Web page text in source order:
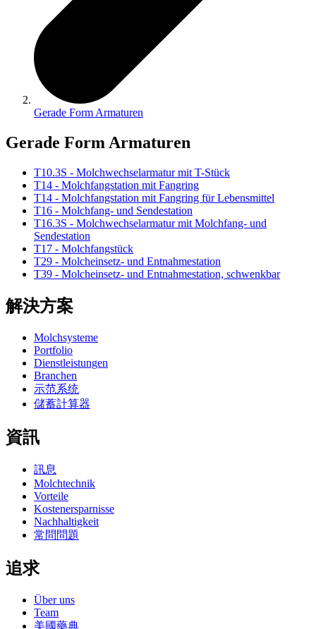
Gerade Form Armaturen
Gerade Form Armaturen
T10.3S - Molchwechselarmatur mit T-Stück
T14 - Molchfangstation mit Fangring
T14 - Molchfangstation mit Fangring für Lebensmittel
T16 - Molchfang- und Sendestation
T16.3S - Molchwechselarmatur mit Molchfang- und
Sendestation
T17 - Molchfangstück
T29 - Molcheinsetz- und Entnahmestation
T39 - Molcheinsetz- und Entnahmestation, schwenkbar
解決方案
Molchsysteme
Portfolio
Dienstleistungen
Branchen
示范系统
儲蓄計算器
資訊
訊息
Molchtechnik
Vorteile
Kostenersparnisse
Nachhaltigkeit
常問問題
追求
Über uns
Team
美國藥典